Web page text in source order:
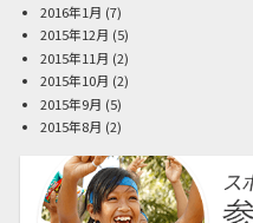
2016年1月 (7)
2015年12月 (5)
2015年11月 (2)
2015年10月 (2)
2015年9月 (5)
2015年8月 (2)